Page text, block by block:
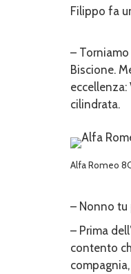
Filippo fa
–
Biscione.
eccellenza:
cilindrata.
Alfa Romeo
– Nonno tu
– Prima
contento